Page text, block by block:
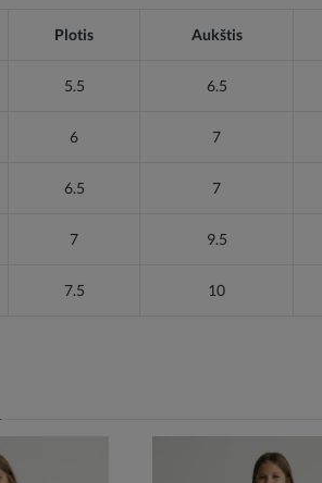
Plotis Aukštis
5.5 6.5
6 7
6.5 7
7 9.5
7.5 10